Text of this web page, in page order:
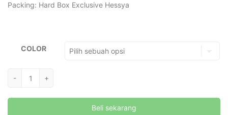
Packing: Hard Box Exclusive Hessya
COLOR
-
Gemma
+
Beli sekarang